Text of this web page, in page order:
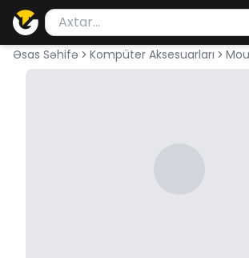
Məhsul axtar
Axtarış üçün ən azı 2 simvol
Əsas Səhifə Kompüter Aksesuarları